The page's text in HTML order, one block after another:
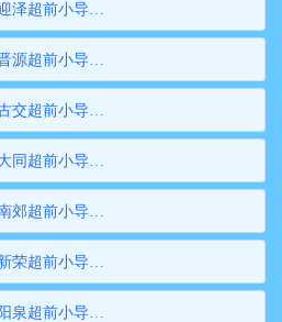
迎泽地质根管,迎泽钢花管,迎泽超前小导管,迎泽边坡支护管,迎泽钢管桩,迎泽隧道注浆管,迎泽管棚管
晋源地质根管,晋源钢花管,晋源超前小导管,晋源边坡支护管,晋源钢管桩,晋源隧道注浆管,晋源管棚管
古交地质根管,古交钢花管,古交超前小导管,古交边坡支护管,古交钢管桩,古交隧道注浆管,古交管棚管
大同地质根管,大同钢花管,大同超前小导管,大同边坡支护管,大同钢管桩,大同隧道注浆管,大同管棚管
南郊地质根管,南郊钢花管,南郊超前小导管,南郊边坡支护管,南郊钢管桩,南郊隧道注浆管,南郊管棚管
新荣地质根管,新荣钢花管,新荣超前小导管,新荣边坡支护管,新荣钢管桩,新荣隧道注浆管,新荣管棚管
阳泉地质根管,阳泉钢花管,阳泉超前小导管,阳泉边坡支护管,阳泉钢管桩,阳泉隧道注浆管,阳泉管棚管